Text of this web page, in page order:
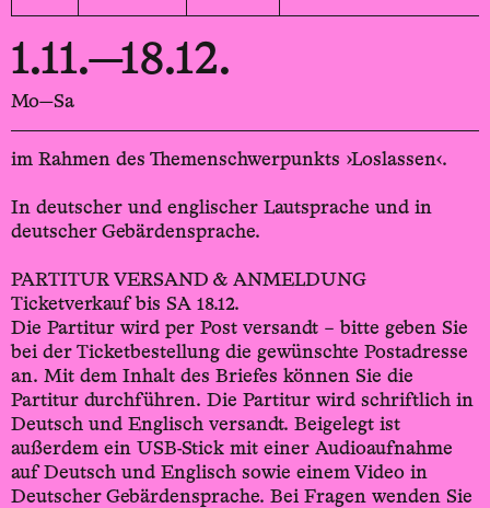
1.11.—18.12.
Mo—Sa
im Rahmen des Themenschwerpunkts ›Loslassen‹.
In deutscher und englischer Lautsprache und in
deutscher Gebärdensprache.
PARTITUR VERSAND & ANMELDUNG
Ticketverkauf bis SA 18.12.
Die Partitur wird per Post versandt – bitte geben Sie
bei der Ticketbestellung die gewünschte Postadresse
an. Mit dem Inhalt des Briefes können Sie die
Partitur durchführen. Die Partitur wird schriftlich in
Deutsch und Englisch versandt. Beigelegt ist
außerdem ein USB-Stick mit einer Audioaufnahme
auf Deutsch und Englisch sowie einem Video in
Deutscher Gebärdensprache. Bei Fragen wenden Sie